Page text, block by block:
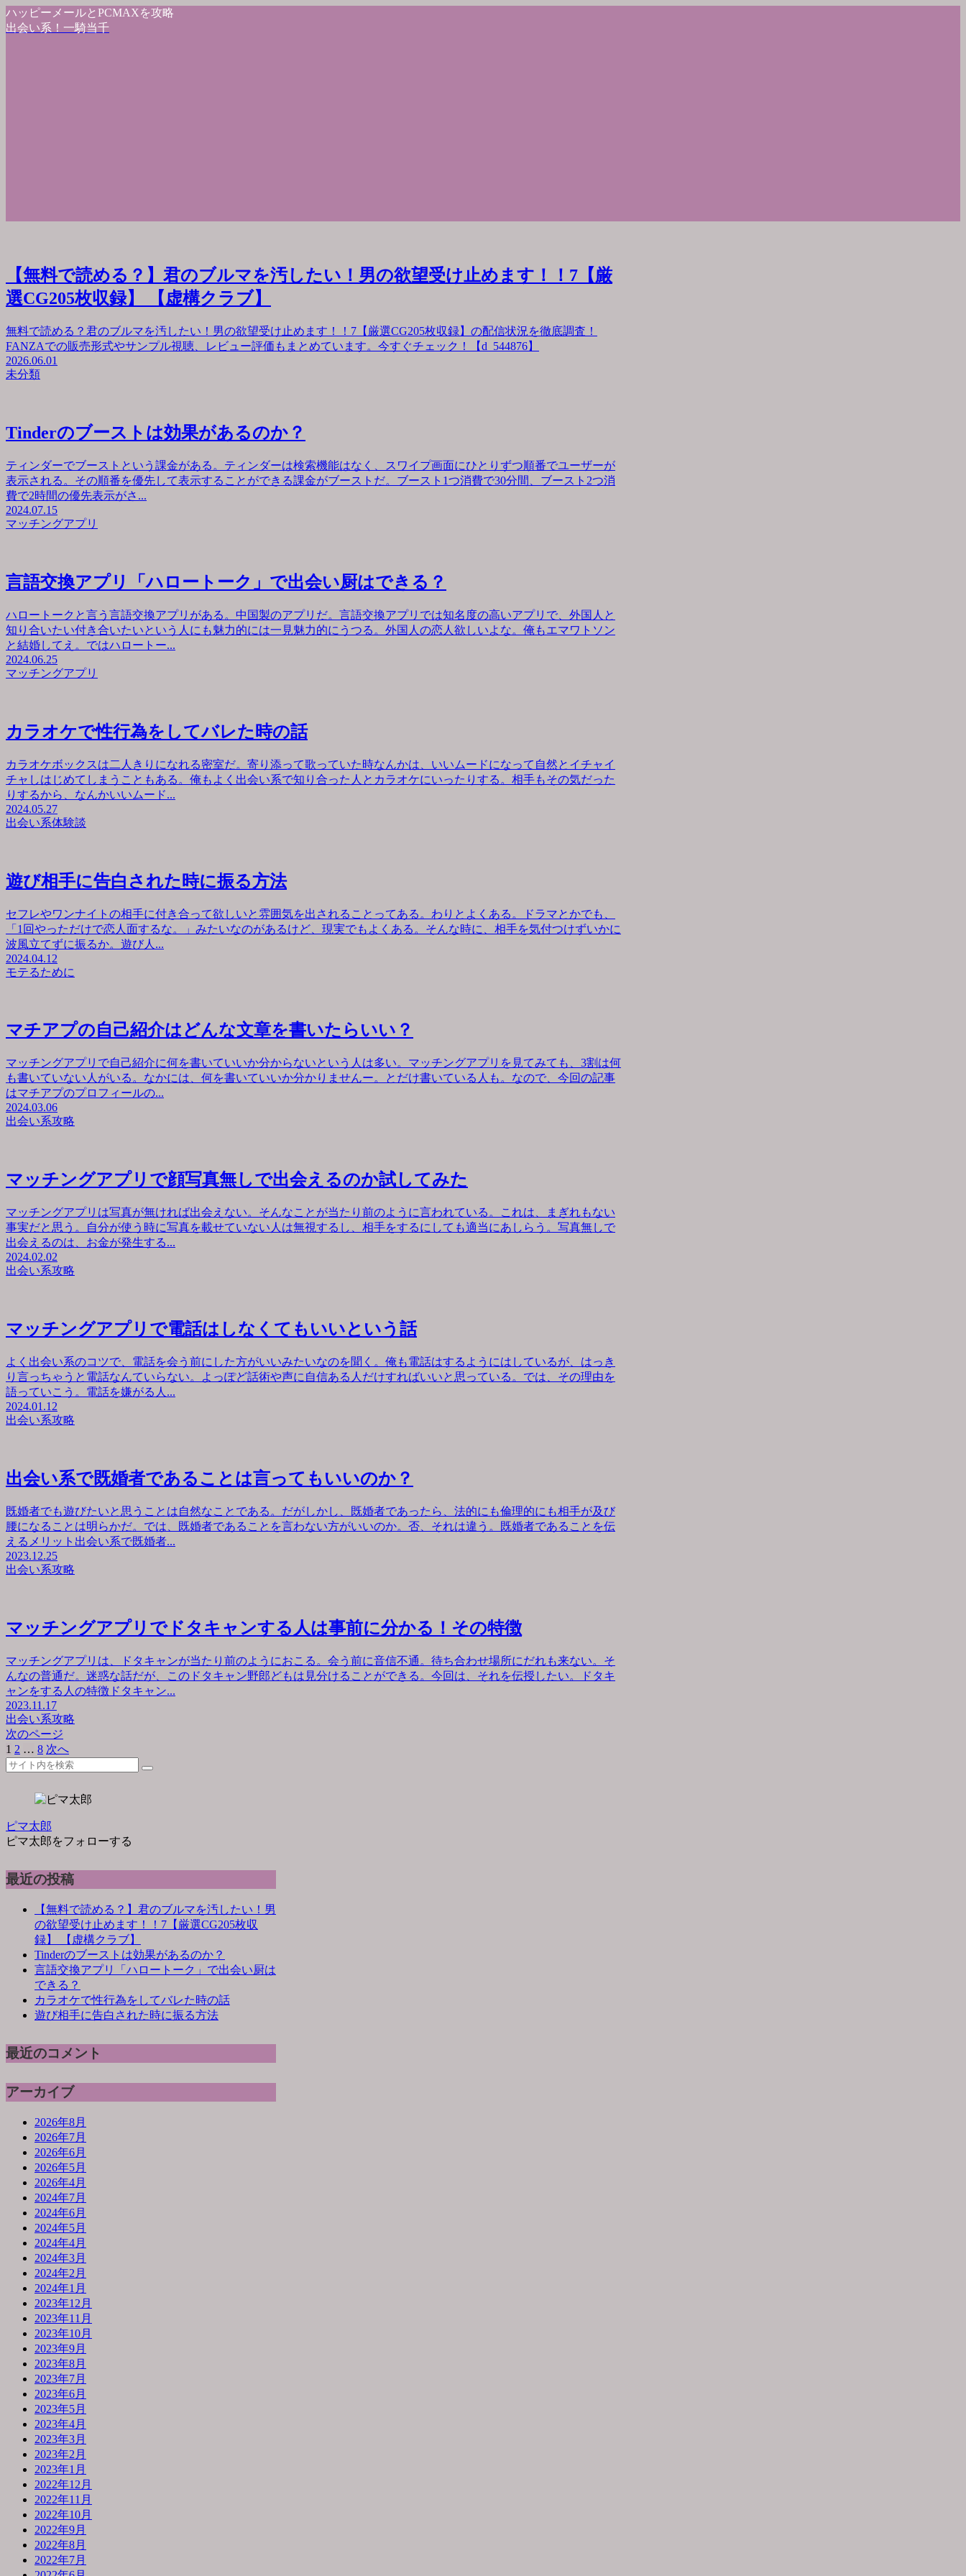
ハッピーメールとPCMAXを攻略
出会い系！一騎当千
【無料で読める？】君のブルマを汚したい！男の欲望受け止めます！！7【厳
選CG205枚収録】 【虚構クラブ】
無料で読める？君のブルマを汚したい！男の欲望受け止めます！！7【厳選CG205枚収録】の配信状況を徹底調査！
FANZAでの販売形式やサンプル視聴、レビュー評価もまとめています。今すぐチェック！【d_544876】
2026.06.01
未分類
Tinderのブーストは効果があるのか？
ティンダーでブーストという課金がある。ティンダーは検索機能はなく、スワイプ画面にひとりずつ順番でユーザーが
表示される。その順番を優先して表示することができる課金がブーストだ。ブースト1つ消費で30分間、ブースト2つ消
費で2時間の優先表示がさ...
2024.07.15
マッチングアプリ
言語交換アプリ「ハロートーク」で出会い厨はできる？
ハロートークと言う言語交換アプリがある。中国製のアプリだ。言語交換アプリでは知名度の高いアプリで、外国人と
知り合いたい付き合いたいという人にも魅力的には一見魅力的にうつる。外国人の恋人欲しいよな。俺もエマワトソン
と結婚してえ。ではハロートー...
2024.06.25
マッチングアプリ
カラオケで性行為をしてバレた時の話
カラオケボックスは二人きりになれる密室だ。寄り添って歌っていた時なんかは、いいムードになって自然とイチャイ
チャしはじめてしまうこともある。俺もよく出会い系で知り合った人とカラオケにいったりする。相手もその気だった
りするから、なんかいいムード...
2024.05.27
出会い系体験談
遊び相手に告白された時に振る方法
セフレやワンナイトの相手に付き合って欲しいと雰囲気を出されることってある。わりとよくある。ドラマとかでも、
「1回やっただけで恋人面するな。」みたいなのがあるけど、現実でもよくある。そんな時に、相手を気付つけずいかに
波風立てずに振るか。遊び人...
2024.04.12
モテるために
マチアプの自己紹介はどんな文章を書いたらいい？
マッチングアプリで自己紹介に何を書いていいか分からないという人は多い。マッチングアプリを見てみても、3割は何
も書いていない人がいる。なかには、何を書いていいか分かりませんー。とだけ書いている人も。なので、今回の記事
はマチアプのプロフィールの...
2024.03.06
出会い系攻略
マッチングアプリで顔写真無しで出会えるのか試してみた
マッチングアプリは写真が無ければ出会えない。そんなことが当たり前のように言われている。これは、まぎれもない
事実だと思う。自分が使う時に写真を載せていない人は無視するし、相手をするにしても適当にあしらう。写真無しで
出会えるのは、お金が発生する...
2024.02.02
出会い系攻略
マッチングアプリで電話はしなくてもいいという話
よく出会い系のコツで、電話を会う前にした方がいいみたいなのを聞く。俺も電話はするようにはしているが、はっき
り言っちゃうと電話なんていらない。よっぽど話術や声に自信ある人だけすればいいと思っている。では、その理由を
語っていこう。電話を嫌がる人...
2024.01.12
出会い系攻略
出会い系で既婚者であることは言ってもいいのか？
既婚者でも遊びたいと思うことは自然なことである。だがしかし、既婚者であったら、法的にも倫理的にも相手が及び
腰になることは明らかだ。では、既婚者であることを言わない方がいいのか。否、それは違う。既婚者であることを伝
えるメリット出会い系で既婚者...
2023.12.25
出会い系攻略
マッチングアプリでドタキャンする人は事前に分かる！その特徴
マッチングアプリは、ドタキャンが当たり前のようにおこる。会う前に音信不通。待ち合わせ場所にだれも来ない。そ
んなの普通だ。迷惑な話だが、このドタキャン野郎どもは見分けることができる。今回は、それを伝授したい。ドタキ
ャンをする人の特徴ドタキャン...
2023.11.17
出会い系攻略
次のページ
1 2 … 8 次へ
ピマ太郎
ピマ太郎をフォローする
最近の投稿
【無料で読める？】君のブルマを汚したい！男
の欲望受け止めます！！7【厳選CG205枚収
録】 【虚構クラブ】
Tinderのブーストは効果があるのか？
言語交換アプリ「ハロートーク」で出会い厨は
できる？
カラオケで性行為をしてバレた時の話
遊び相手に告白された時に振る方法
最近のコメント
アーカイブ
2026年8月
2026年7月
2026年6月
2026年5月
2026年4月
2024年7月
2024年6月
2024年5月
2024年4月
2024年3月
2024年2月
2024年1月
2023年12月
2023年11月
2023年10月
2023年9月
2023年8月
2023年7月
2023年6月
2023年5月
2023年4月
2023年3月
2023年2月
2023年1月
2022年12月
2022年11月
2022年10月
2022年9月
2022年8月
2022年7月